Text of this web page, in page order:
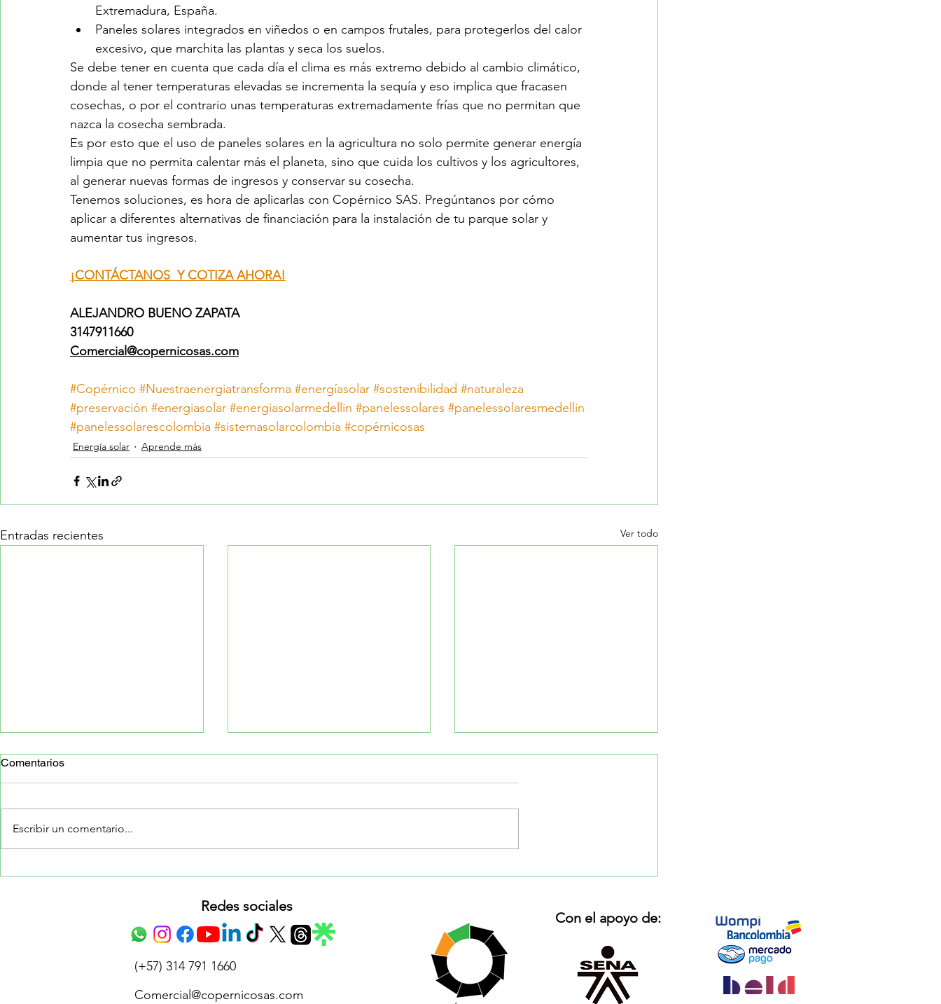
Extremadura, España.
Paneles solares integrados en viñedos o en campos frutales, para protegerlos del calor
excesivo, que marchita las plantas y seca los suelos.
Se debe tener en cuenta que cada día el clima es más extremo debido al cambio climático,
donde al tener temperaturas elevadas se incrementa la sequía y eso implica que fracasen
cosechas, o por el contrario unas temperaturas extremadamente frías que no permitan que
nazca la cosecha sembrada.
Es por esto que el uso de paneles solares en la agricultura no solo permite generar energía
limpia que no permita calentar más el planeta, sino que cuida los cultivos y los agricultores,
al generar nuevas formas de ingresos y conservar su cosecha.
Tenemos soluciones, es hora de aplicarlas con Copérnico SAS. Pregúntanos por cómo
aplicar a diferentes alternativas de financiación para la instalación de tu parque solar y
aumentar tus ingresos.
¡CONTÁCTANOS  Y COTIZA AHORA!
ALEJANDRO BUENO ZAPATA
3147911660
Comercial@copernicosas.com
#Copérnico #Nuestraenergiatransforma #energíasolar #sostenibilidad #naturaleza
#preservación #energiasolar #energiasolarmedellin #panelessolares #panelessolaresmedellin
#panelessolarescolombia #sistemasolarcolombia #copérnicosas
Energía solar Aprende más
Entradas recientes Ver todo
en Colombia?
Comentarios
Escribir un comentario...
(+57) 314 791 1660
Comercial@copernicosas.com
Con el apoyo de:
Redes sociales